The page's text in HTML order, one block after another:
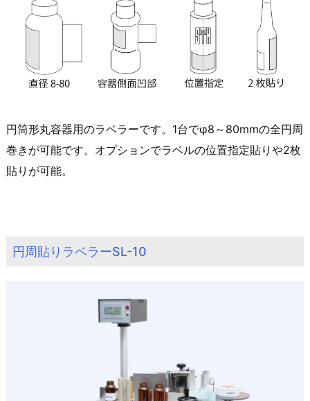
円筒形丸容器用のラベラーです。1台でφ8～80mmの全円周
巻きが可能です。オプションでラベルの位置指定貼りや2枚
貼りが可能。
円周貼りラベラーSL-10